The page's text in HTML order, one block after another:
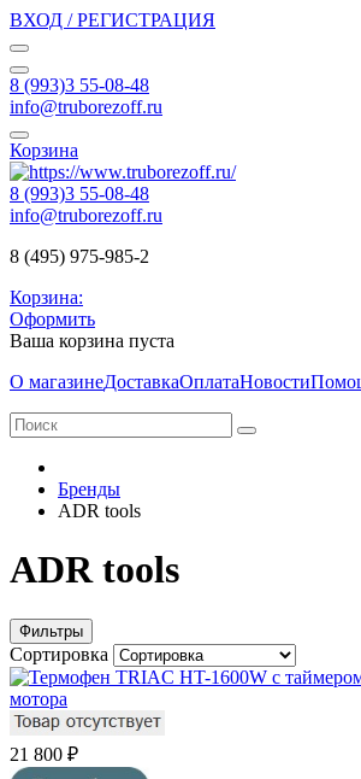
ВХОД / РЕГИСТРАЦИЯ
8 (993)3 55-08-48
info@truborezoff.ru
Корзина
8 (993)3 55-08-48
info@truborezoff.ru
8 (495) 975-985-2
Корзина:
Оформить
Ваша корзина пуста
О магазинеДоставкаОплатаНовости
Бренды
ADR tools
ADR tools
Фильтры
Сортировка
21 800 ₽